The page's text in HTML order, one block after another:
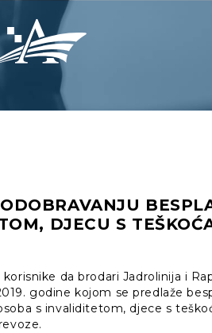
DJECU S
da brodari Jadrolinija i
godine kojom se predlaže
s invaliditetom, djece s